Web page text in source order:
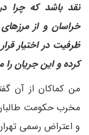
نقد باشد که چرا
خراسان و از
ظرفیت در اختیار
کرده و این جریان
من کماکان از آن
مخرب حکومت طالبان
و اعتراض رسمی